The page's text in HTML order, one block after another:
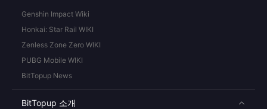
Genshin Impact Wiki
Honkai: Star Rail WIKI
Zenless Zone Zero WIKI
PUBG Mobile WIKI
BitTopup News
BitTopup 소개